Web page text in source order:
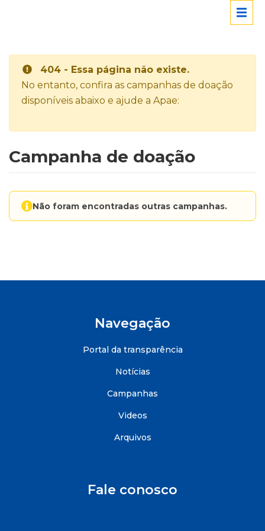
404 - Essa página não existe.
No entanto, confira as campanhas de doação
disponíveis abaixo e ajude a Apae:
Campanha de doação
Não foram encontradas outras campanhas.
Navegação
Portal da transparência
Notícias
Campanhas
Videos
Arquivos
Fale conosco